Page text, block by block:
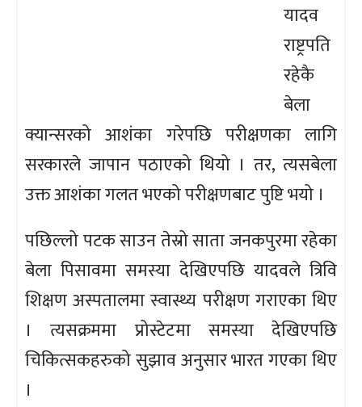
यादव
राष्ट्रपति
रहेकै
बेला
क्यान्सरको आशंका गरेपछि परीक्षणका लागि
सरकारले जापान पठाएको थियो । तर, त्यसबेला
उक्त आशंका गलत भएको परीक्षणबाट पुष्टि भयो ।
पछिल्लो पटक साउन तेस्रो साता जनकपुरमा रहेका
बेला पिसावमा समस्या देखिएपछि यादवले त्रिवि
शिक्षण अस्पतालमा स्वास्थ्य परीक्षण गराएका थिए
। त्यसक्रममा प्रोस्टेटमा समस्या देखिएपछि
चिकित्सकहरुको सुझाव अनुसार भारत गएका थिए
।